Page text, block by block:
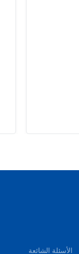
الأسئلة الشائعة